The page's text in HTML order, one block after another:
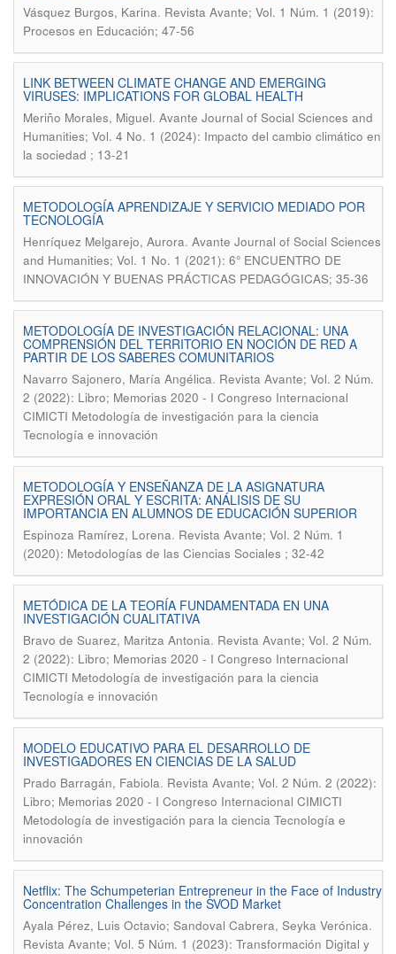
Vásquez Burgos, Karina. Revista Avante; Vol. 1 Núm. 1 (2019):
Procesos en Educación; 47-56
LINK BETWEEN CLIMATE CHANGE AND EMERGING
VIRUSES: IMPLICATIONS FOR GLOBAL HEALTH
Meriño Morales, Miguel. Avante Journal of Social Sciences and
Humanities; Vol. 4 No. 1 (2024): Impacto del cambio climático en
la sociedad ; 13-21
METODOLOGÍA APRENDIZAJE Y SERVICIO MEDIADO POR
TECNOLOGÍA
Henríquez Melgarejo, Aurora. Avante Journal of Social Sciences
and Humanities; Vol. 1 No. 1 (2021): 6° ENCUENTRO DE
INNOVACIÓN Y BUENAS PRÁCTICAS PEDAGÓGICAS; 35-36
METODOLOGÍA DE INVESTIGACIÓN RELACIONAL: UNA
COMPRENSIÓN DEL TERRITORIO EN NOCIÓN DE RED A
PARTIR DE LOS SABERES COMUNITARIOS
Navarro Sajonero, María Angélica. Revista Avante; Vol. 2 Núm.
2 (2022): Libro; Memorias 2020 - I Congreso Internacional
CIMICTI Metodología de investigación para la ciencia
Tecnología e innovación
METODOLOGÍA Y ENSEÑANZA DE LA ASIGNATURA
EXPRESIÓN ORAL Y ESCRITA: ANÁLISIS DE SU
IMPORTANCIA EN ALUMNOS DE EDUCACIÓN SUPERIOR
Espinoza Ramírez, Lorena. Revista Avante; Vol. 2 Núm. 1
(2020): Metodologías de las Ciencias Sociales ; 32-42
METÓDICA DE LA TEORÍA FUNDAMENTADA EN UNA
INVESTIGACIÓN CUALITATIVA
Bravo de Suarez, Maritza Antonia. Revista Avante; Vol. 2 Núm.
2 (2022): Libro; Memorias 2020 - I Congreso Internacional
CIMICTI Metodología de investigación para la ciencia
Tecnología e innovación
MODELO EDUCATIVO PARA EL DESARROLLO DE
INVESTIGADORES EN CIENCIAS DE LA SALUD
Prado Barragán, Fabiola. Revista Avante; Vol. 2 Núm. 2 (2022):
Libro; Memorias 2020 - I Congreso Internacional CIMICTI
Metodología de investigación para la ciencia Tecnología e
innovación
Netflix: The Schumpeterian Entrepreneur in the Face of Industry
Concentration Challenges in the SVOD Market
Ayala Pérez, Luis Octavio; Sandoval Cabrera, Seyka Verónica.
Revista Avante; Vol. 5 Núm. 1 (2023): Transformación Digital y